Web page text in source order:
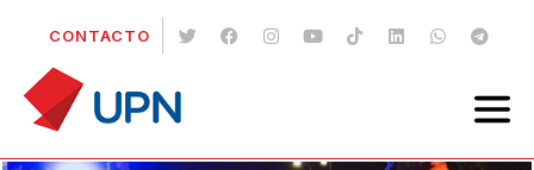
CONTACTO